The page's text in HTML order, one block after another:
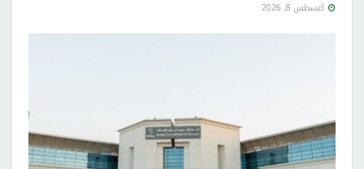
أغسطس 8, 2026